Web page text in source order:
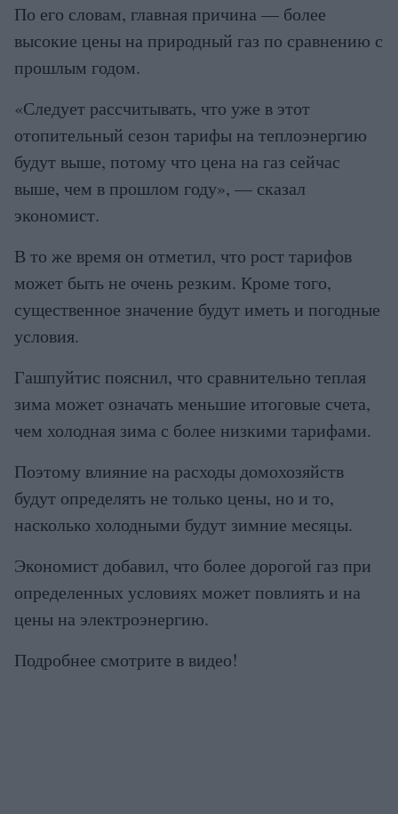
По его словам, главная причина — более
высокие цены на природный газ по сравнению с
прошлым годом.
«Следует рассчитывать, что уже в этот
отопительный сезон тарифы на теплоэнергию
будут выше, потому что цена на газ сейчас
выше, чем в прошлом году», — сказал
экономист.
В то же время он отметил, что рост тарифов
может быть не очень резким. Кроме того,
существенное значение будут иметь и погодные
условия.
Гашпуйтис пояснил, что сравнительно теплая
зима может означать меньшие итоговые счета,
чем холодная зима с более низкими тарифами.
Поэтому влияние на расходы домохозяйств
будут определять не только цены, но и то,
насколько холодными будут зимние месяцы.
Экономист добавил, что более дорогой газ при
определенных условиях может повлиять и на
цены на электроэнергию.
Подробнее смотрите в видео!